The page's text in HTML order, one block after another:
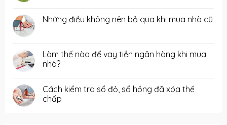
Những điều không nên bỏ qua khi mua nhà cũ
Làm thế nào để vay tiền ngân hàng khi mua
nhà?
Cách kiểm tra sổ đỏ, sổ hồng đã xóa thế
chấp